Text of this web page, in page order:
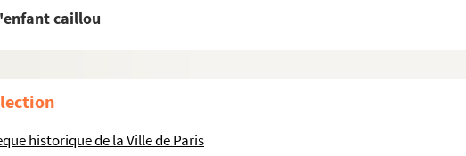
caillou
historique de la Ville de Paris
sans cible. Partition pour sept comédiens